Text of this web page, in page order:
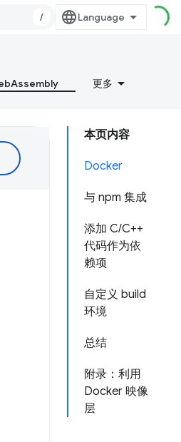
/
更多
本页内容
Docker
与 npm 集成
添加 C/C++
代码作为依
赖项
自定义 build
环境
总结
附录：利用
Docker 映像
层